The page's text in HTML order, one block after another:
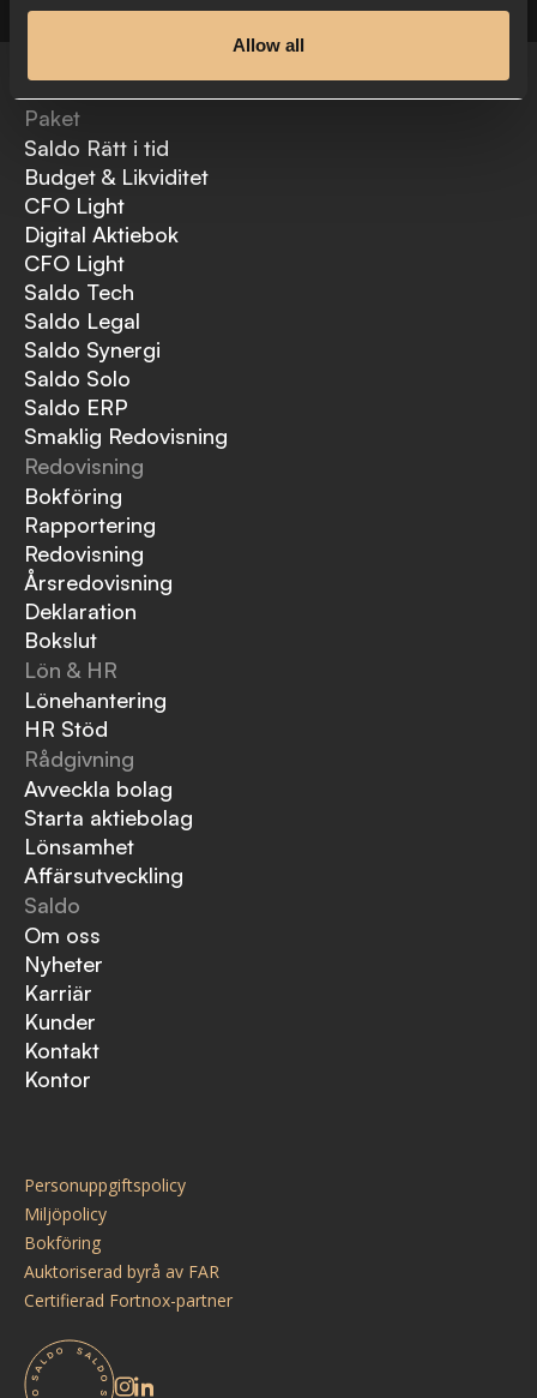
Allow all
Paket
Saldo Rätt i tid
Budget & Likviditet
CFO Light
Digital Aktiebok
CFO Light
Saldo Tech
Saldo Legal
Saldo Synergi
Saldo Solo
Saldo ERP
Smaklig Redovisning
Redovisning
Bokföring
Rapportering
Redovisning
Årsredovisning
Deklaration
Bokslut
Lön & HR
Lönehantering
HR Stöd
Rådgivning
Avveckla bolag
Starta aktiebolag
Lönsamhet
Affärsutveckling
Saldo
Om oss
Nyheter
Karriär
Kunder
Kontakt
Kontor
Personuppgiftspolicy
Miljöpolicy
Bokföring
Auktoriserad byrå av FAR
Certifierad Fortnox-partner